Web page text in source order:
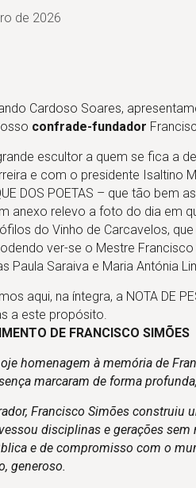
de 2026
Cardoso Soares,
confrade-fundador
escultor a quem se fica a
e com o presidente Isaltino
DOS POETAS – que tão bem
anexo relevo a foto do dia em
do Vinho de Carcavelos,
ver-se o Mestre
Paula Saraiva e Maria Antónia
aqui, na íntegra, a NOTA DE
a este propósito.
DE FRANCISCO SIMÕES
homenagem à memória de
marcaram de forma
Francisco Simões construiu
disciplinas e gerações
e de compromisso com o
generoso.